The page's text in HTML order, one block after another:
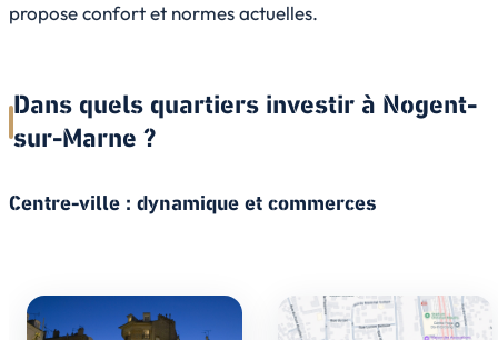
propose confort et normes actuelles.
Dans quels quartiers investir à Nogent-
sur-Marne ?
Centre-ville : dynamique et commerces